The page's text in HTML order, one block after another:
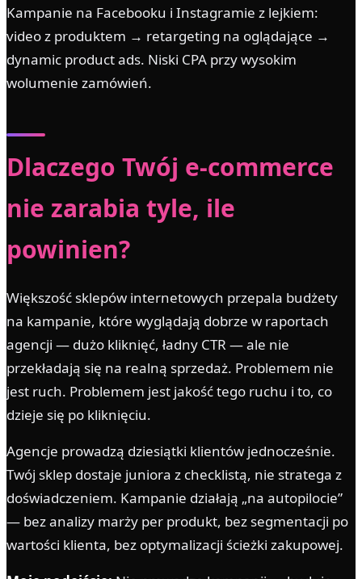
Kampanie na Facebooku i Instagramie z lejkiem:
video z produktem → retargeting na oglądające →
dynamic product ads. Niski CPA przy wysokim
wolumenie zamówień.
Dlaczego Twój e-commerce
nie zarabia tyle, ile
powinien?
Większość sklepów internetowych przepala budżety
na kampanie, które wyglądają dobrze w raportach
agencji — dużo kliknięć, ładny CTR — ale nie
przekładają się na realną sprzedaż. Problemem nie
jest ruch. Problemem jest jakość tego ruchu i to, co
dzieje się po kliknięciu.
Agencje prowadzą dziesiątki klientów jednocześnie.
Twój sklep dostaje juniora z checklistą, nie stratega z
doświadczeniem. Kampanie działają „na autopilocie”
— bez analizy marży per produkt, bez segmentacji po
wartości klienta, bez optymalizacji ścieżki zakupowej.